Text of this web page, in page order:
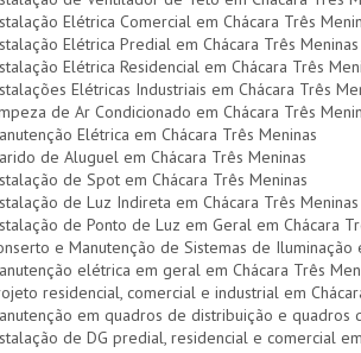
Elétrica Comercial em Chácara Três
Elétrica Predial em Chácara Três Meninas
Elétrica Residencial em Chácara Três
Elétricas Industriais em Chácara Três
de Ar Condicionado em Chácara Três
Elétrica em Chácara Três Meninas
de Aluguel em Chácara Três Meninas
de Spot em Chácara Três Meninas
de Luz Indireta em Chácara Três Meninas
de Ponto de Luz em Geral em Chácara
e Manutenção de Sistemas de Iluminação
elétrica em geral em Chácara Três
residencial, comercial e industrial em
em quadros de distribuição e quadros
de DG predial, residencial e comercial